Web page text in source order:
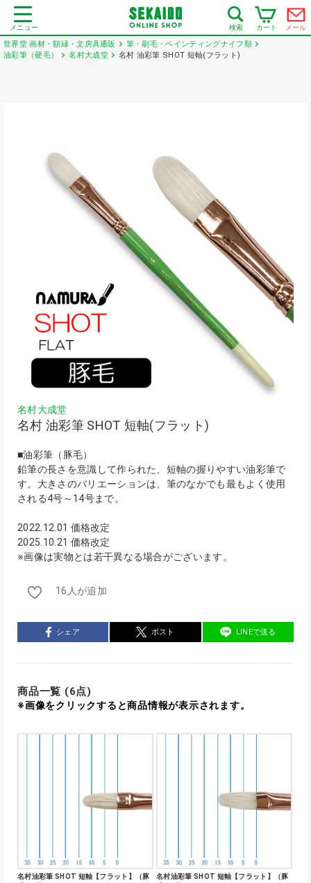
メニュー 検索 カート メール
世界堂 画材・額縁・文房具通販
筆・刷毛・ペインティングナイフ類
油彩筆（硬毛）
名村大成堂 名村 油彩筆 SHOT 短軸(フラット)
名村大成堂
名村 油彩筆 SHOT 短軸(フラット)
■油彩筆（豚毛）
鉛筆の長さを意識して作られた、短軸の握りやすい油彩筆で
す。大きさのバリエーションは、筆のなかでも最もよく使用
される4号～14号まで。
2022.12.01 価格改定
2025.10.21 価格改定
※画像は実物とは若干異なる場合がございます。
16人が追加
シェア ポスト LINEで送る
商品一覧 (6点)
※画像をクリックすると商品情報が表示されます。
名村油彩筆 SHOT 短軸【フラット】（豚
名村油彩筆 SHOT 短軸【フラット】（豚